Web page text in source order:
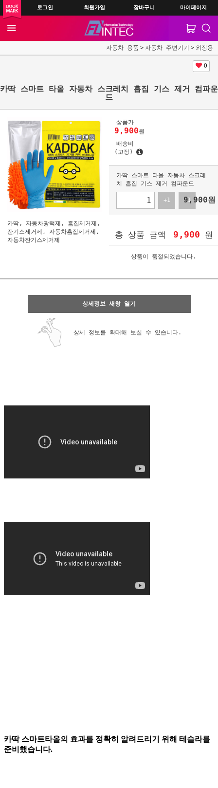
로그인 회원가입 장바구니 마이페이지
자동차 용품 자동차 주변기기 외장용
0
카딱 스마트 타올 자동차 스크레치 흡집 기스 제거 컴파운
드
카딱, 자동차광택제, 흠집제거제,
잔기스제거제, 자동차흠집제거제,
자동차잔기스제거제
상품가
9,900원
배송비
(고정)
카딱 스마트 타올 자동차 스크레
치 흡집 기스 제거 컴파운드
+1 -1
9,900원
총 상품 금액 9,900 원
상품이 품절되었습니다.
상세정보 새창 열기
상세 정보를 확대해 보실 수 있습니다.